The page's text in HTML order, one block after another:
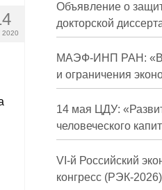
Объявление о
докторской
Кузнецова Михаила
Евгеньевича
МАЭФ-ИНП РАН:
и ограничения
развития России в
долгосрочной
14 мая ЦДУ:
человеческого
фактор
VI-й Российский
конгресс (РЭК-2026)